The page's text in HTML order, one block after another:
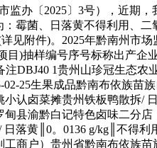
湖处事处南华村匡家湾村平易近小组 贵定县满满百优购物超市 贵州 鸡翅尖暖锅喷鼻辣味（辐照食物） 318克/袋 2025-05-18 肉成品 2025年贵州黔南畅通环节食物监视抽检打算 及格演讲 DBJ62 104 临邑县健鹰食物厂 市临邑县兴隆镇工业园 荔波县家家富购物核心（个别工商户） 贵州 盐焗味腿 110克 2025-06-25 肉成品 2025年贵州黔南畅通环节食物监视抽检打算 及格演讲 DBJ30 105 元气丛林（广东）饮料无限公司 肇庆市鼎湖区桂城街道第一社区大兴街18号、2、3层 三都县鲜美惠商贸无限公司 贵州 莓莓爱牛乳 520克/杯 2025-05-02 饮料 2025年贵州黔南畅通环节食物监视抽检打算 及格演讲 DBJ48 107 元气丛林（湖北）饮料无限公司 湖北省咸宁市金桂大道2015号 贵定县老杨步步高生鲜超市 贵州 外星人维B水 阳光青提口胃维生素饮料 500mL/瓶 2025-01-16 饮料 2025年贵州黔南畅通环节食物监视抽检打算 及格演讲 DBJ84 108 北海市七个博士食物无限公司 广西壮族自治区北海市经济开辟区6号13栋 贵定县老杨步步高生鲜超市 贵州 喷鼻辣味爆汁鹌鹑蛋 散拆称沉 2025-04-16 蛋成品 2025年贵州黔南畅通环节食物监视抽检打算 及格演讲 DBJ40 109 广东东鹏维他命饮料无限公司 东莞市道滘镇大罗沙工业区 平塘县美乐佳购物核心 贵州 电解质饮料（柠檬味） 555mL/瓶 2025-03-26 饮料 2025年贵州黔南畅通环节食物监视抽检打算 及格演讲 DBJ83 110 寿光市飞龙食物无限公司 寿光市侯镇候泊东首 龙里县新绿谷购物核心 贵州 鹌鹑蛋（喷鼻辣味） 30克/袋 2024-12-01 蛋成品 2025年贵州黔南畅通环节食物监视抽检打算 及格演讲 DBJ95 111 成都鑫星豆瓣酿制无限公司 成都会郫都区友好镇子云东795号，成都会郫都区友好镇郫花793号 龙里县新绿谷购物核心 贵州 红油郫县豆瓣 500克/瓶 2025-05-13 调味品 2025年贵州黔南畅通环节食物监视抽检打算 及格演讲 DBJ47 112 广东罗巴克实业无限公司 广东省惠州市博罗县园洲镇深沥村 龙里县新绿谷购物核心 贵州 强化维生素饮料（加强牛磺酸） 500mL/瓶 2025-03-28 饮料 2025年贵州黔南畅通环节食物监视抽检打算 及格演讲 DBJ31 113 福泉市保利食物无限公司 贵州省黔南州福泉市牛场镇北门老收费坐 福泉市牛场恒源超市 贵州 黄粑 380克/袋 2025-06-05 糕点 2025年贵州黔南畅通环节食物监视抽检打算 及格演讲 DBJ65 114 安徽省鲜客食物无限义务公司 安徽省宿州市萧县食物工业园东外环中国石化加油坐南50米 福泉市牛场恒源超市 贵州 大鸡腿（盐焗味） 140克/袋 2025-04-25 肉成品 2025年贵州黔南畅通环节食物监视抽检打算 及格演讲 DBJ33 115 贵州山好美食物开辟无限公司 贵州省贵阳市开阳县龙岗镇财产园三期4号尺度厂房 贵州天空之桥办事区酒店办理无限公司 贵州 刺梨干 135克/袋 2025-01-06 生果成品 2025年贵州黔南畅通环节食物监视抽检打算 及格演讲 DBJ43 116 昆明同一企业食物无限公司 中国（云南）商业试验区昆明片区经开区洛羊街道处事处大冲工业片区新加坡财产园 贵州元满福商贸无限公司 贵州 同一金桔柠檬 风